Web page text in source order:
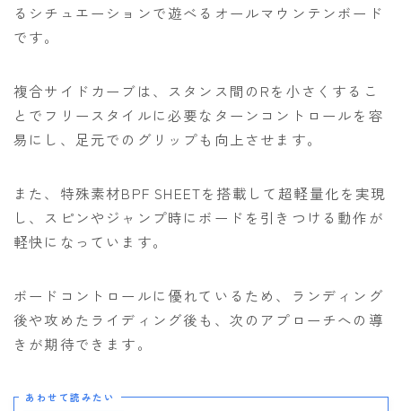
るシチュエーションで遊べるオールマウンテンボード
です。
複合サイドカーブは、スタンス間のRを小さくするこ
とでフリースタイルに必要なターンコントロールを容
易にし、足元でのグリップも向上させます。
また、特殊素材BPF SHEETを搭載して超軽量化を実現
し、スピンやジャンプ時にボードを引きつける動作が
軽快になっています。
ボードコントロールに優れているため、ランディング
後や攻めたライディング後も、次のアプローチへの導
きが期待できます。
あわせて読みたい